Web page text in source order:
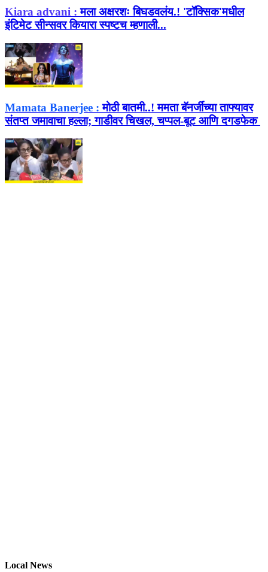
Kiara advani : मला अक्षरशः बिघडवलंय.! 'टॉक्सिक'मधील
इंटिमेट सीन्सवर कियारा स्पष्टच म्हणाली...
Mamata Banerjee : मोठी बातमी..! ममता बॅनर्जींच्या ताफ्यावर
संतप्त जमावाचा हल्ला; गाडीवर चिखल, चप्पल-बूट आणि दगडफेक
Local News